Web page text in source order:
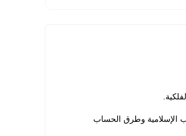
الإسلامية وطرق الحساب